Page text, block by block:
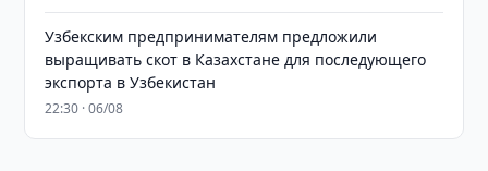
Узбекским предпринимателям предложили
выращивать скот в Казахстане для последующего
экспорта в Узбекистан
22:30 · 06/08